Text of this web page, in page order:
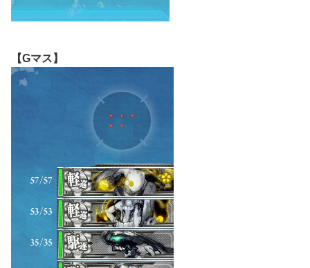
【Gマス】